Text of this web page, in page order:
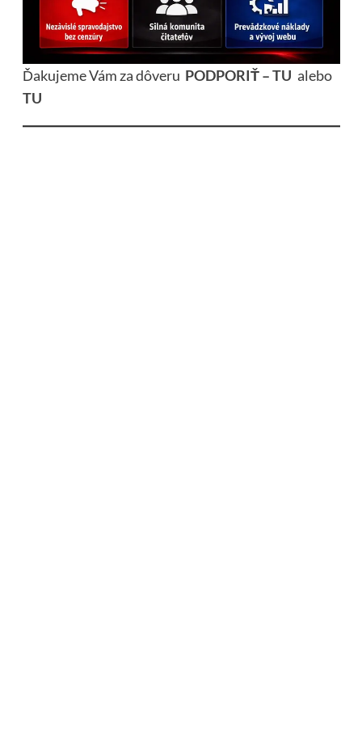
Ďakujeme Vám za dôveru PODPORIŤ – TU alebo
TU